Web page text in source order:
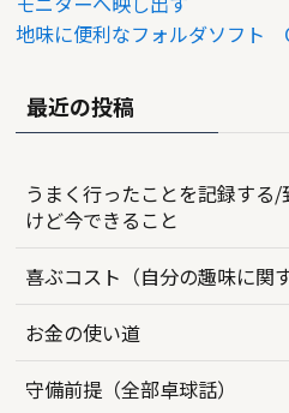
地味に便利なフォルダソフト
最近の投稿
うまく行ったことを記録する
けど今できること
喜ぶコスト（自分の趣味に関
お金の使い道
守備前提（全部卓球話）